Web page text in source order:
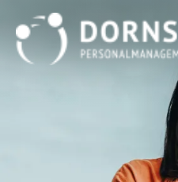
Für
Für